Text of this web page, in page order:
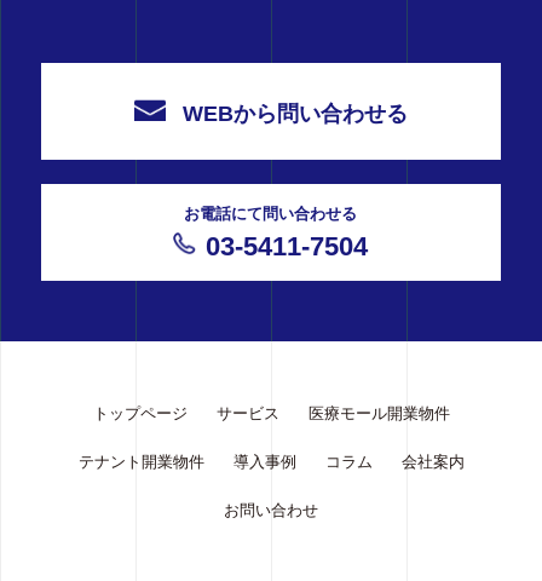
WEBから問い合わせる
お電話にて問い合わせる
03-5411-7504
トップページ サービス 医療モール開業物件
テナント開業物件 導入事例 コラム 会社案内
お問い合わせ